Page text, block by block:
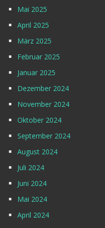
Mai 2025
April 2025
März 2025
Februar 2025
Januar 2025
Dezember 2024
November 2024
Oktober 2024
September 2024
August 2024
Juli 2024
Juni 2024
Mai 2024
April 2024